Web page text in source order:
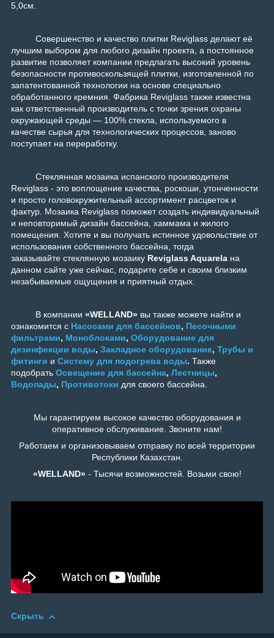
5,0см.
Совершенство и качество плитки Reviglass делают её
лучшим выбором для любого дизайн проекта, а постоянное
развитие позволяет компании предлагать высокий уровень
безопасности противоскользящей плитки, изготовленной по
запатентованной технологии на основе специально
обработанного кремния. Фабрика Reviglass также известна
как ответственный производитель с точки зрения охраны
окружающей среды — 100% стекла, используемого в
качестве сырья для технологических процессов, заново
поступает на переработку.
Стеклянная мозаика испанского производителя
Reviglass - это воплощение качества, роскоши, утонченности
и просто головокружительный ассортимент расцветок и
фактур. Мозаика Reviglass поможет создать индивидуальный
и неповторимый дизайн бассейна, хаммама и жилого
помещения. Хотите и вы получать истинное удовольствие от
использования собственного бассейна, тогда
заказывайте стеклянную мозаику Reviglass Aquarela на
данном сайте уже сейчас, подарите себе и своим близким
незабываемые ощущения и приятный отдых.
В компании «WELLAND» вы также можете найти и
ознакомится с Насосами для бассейнов, Песочными
фильтрами, Моноблоками, Оборудование для
дезинфекции воды, Закладное оборудование, Трубы и
фитинги и Систему для подогрева воды. Также
подобрать Освещение для бассейна, Лестницы,
Водопады, Противотоки для своего бассейна.
Мы гарантируем высокое качество оборудования и
оперативное обслуживание. Звоните нам!
Работаем и организовываем отправку по всей территории
Республики Казахстан.
«WELLAND»- Тысячи возможностей. Возьми свою!
Скрыть